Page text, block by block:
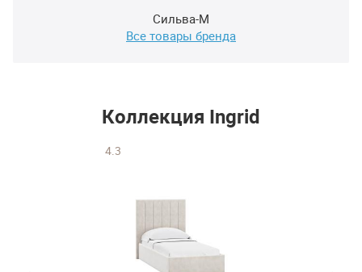
Сильва-М
Все товары бренда
Коллекция Ingrid
4.3